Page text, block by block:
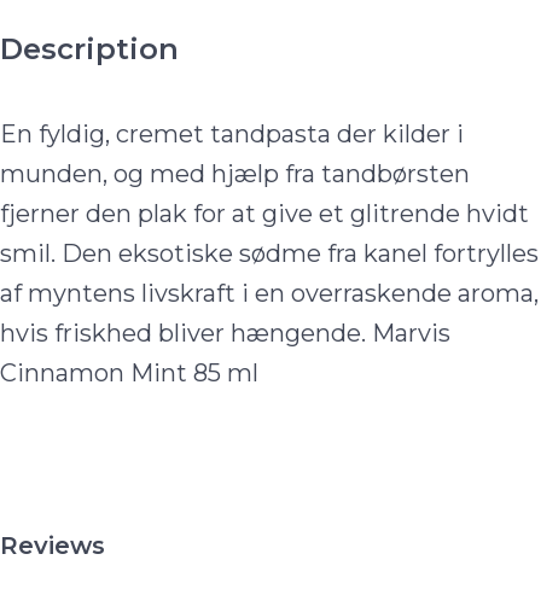
Description
En fyldig, cremet tandpasta der kilder i
munden, og med hjælp fra tandbørsten
fjerner den plak for at give et glitrende hvidt
smil. Den eksotiske sødme fra kanel fortrylles
af myntens livskraft i en overraskende aroma,
hvis friskhed bliver hængende. Marvis
Cinnamon Mint 85 ml
Reviews